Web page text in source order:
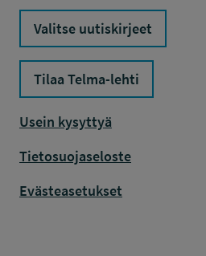
Valitse uutiskirjeet
Tilaa Telma-lehti
Usein kysyttyä
Tietosuojaseloste
Evästeasetukset